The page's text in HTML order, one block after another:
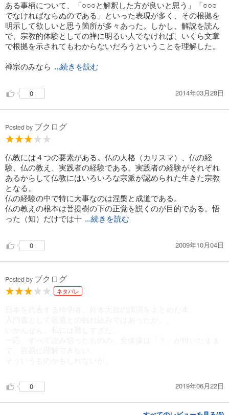
ある事柄について、「○○○と解釈した方が良いと思う」「○○○
でなければならぬのである」といった表現が多く、その根拠を
明示して欲しいと思う箇所が多々あった。しかし、解説を読ん
で、宗教的体験としての禅に明るい人でなければ、いくら文章
で根拠を示されてもわからないだろうということを理解した。
禅宗のみなら ...続きを読む
0 2014年03月28日
Posted by ブクログ
仏教には４つの要素がある。仏の人格（カリスマ）、仏の経
験、仏の教え、実践者の経験である。実践者の経験がそれぞれ
あるからして仏教にはいろいろな宗派が認められた生きた宗教
となる。
仏の経験の中で特に大事なのは涅槃と成道である。
仏の教えの根本は菩提樹の下の正覚を説くのが目的である。悟
った（知）だけでは十 ...続きを読む
0 2009年10月04日
Posted by ブクログ
ネタバレ
0 2019年06月22日